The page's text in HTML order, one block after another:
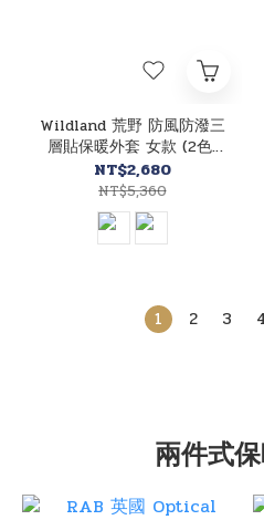
Wildland 荒野 防風防潑三
層貼保暖外套 女款 (2色)
04W02915
NT$2,680
NT$5,360
1 2 3
兩件式